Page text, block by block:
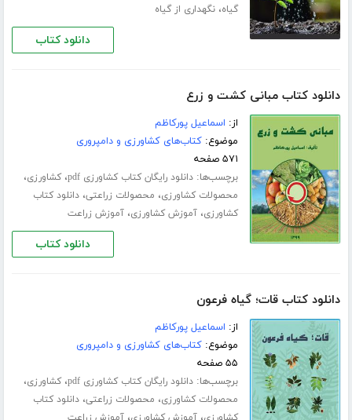
گیاه،نگهداری از گیاه
دانلود کتاب
دانلود کتاب مبانی کشت و زرع
از: اسماعیل پورکاظم
موضوع:کتاب‌های کشاورزی و دامپروری
۵۷۱ صفحه
برچسب‌ها:دانلود رایگان کتاب کشاورزی pdf ،کشاورزی،
محصولات کشاورزی، محصولات زراعتی،دانلود کتاب
کشاورزی،آموزش کشاورزی،آموزش زراعت
دانلود کتاب
دانلود کتاب قات؛ گیاه فرعون
از: اسماعیل پورکاظم
موضوع:کتاب‌های کشاورزی و دامپروری
۵۵ صفحه
برچسب‌ها:دانلود رایگان کتاب کشاورزی pdf ،کشاورزی،
محصولات کشاورزی، محصولات زراعتی،دانلود کتاب